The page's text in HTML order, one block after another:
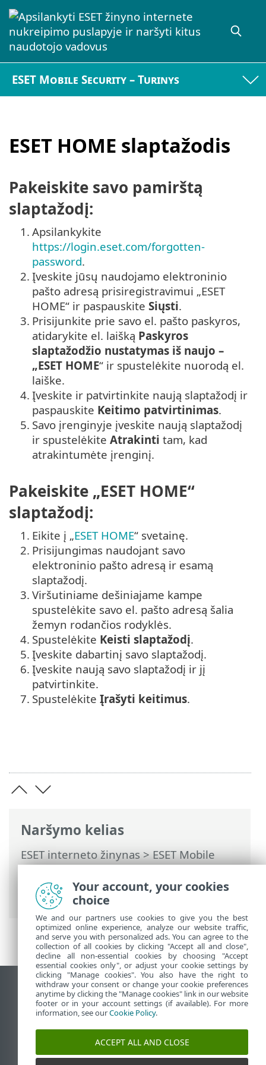
ESET Mobile Security – Turinys
ESET HOME slaptažodis
Naršymo kelias
ESET interneto žinynas>ESET Mobile
Security>Darbas su ESET Mobile
Security >Anti-Theft> Slaptažodžio
keitimas
Pakeiskite savo pamirštą
slaptažodį:
1. Apsilankykite
https://login.eset.com/forgotten-
password.
2. Įveskite jūsų naudojamo elektroninio
pašto adresą prisiregistravimui „ESET
HOME“ ir paspauskite Siųsti.
3. Prisijunkite prie savo el. pašto paskyros,
atidarykite el. laišką Paskyros
slaptažodžio nustatymas iš naujo –
„ESET HOME“ ir spustelėkite nuorodą el.
laiške.
4. Įveskite ir patvirtinkite naują slaptažodį ir
paspauskite Keitimo patvirtinimas.
5. Savo įrenginyje įveskite naują slaptažodį
ir spustelėkite Atrakinti tam, kad
atrakintumėte įrenginį.
Pakeiskite „ESET HOME“
slaptažodį:
1. Eikite į „ESET HOME“ svetainę.
2. Prisijungimas naudojant savo
elektroninio pašto adresą ir esamą
slaptažodį.
3. Viršutiniame dešiniajame kampe
spustelėkite savo el. pašto adresą šalia
žemyn rodančios rodyklės.
4. Spustelėkite Keisti slaptažodį.
5. Įveskite dabartinį savo slaptažodį.
6. Įveskite naują savo slaptažodį ir jį
patvirtinkite.
7. Spustelėkite Įrašyti keitimus.
Rodyti darbalaukio tinklavietę
End of Life
ESET žinių bazė
ESET forumas
ESET Status Portal
Your account, your cookies
choice
We and our partners use cookies to give you the best
optimized online experience, analyze our website traffic,
and serve you with personalized ads. You can agree to the
collection of all cookies by clicking "Accept all and close",
decline all non-essential cookies by choosing "Accept
essential cookies only", or adjust your cookie settings by
clicking "Manage cookies". You also have the right to
withdraw your consent or change your cookie preferences
anytime by clicking the "Manage cookies" link in our website
footer or in your account settings (if available). For more
information, see ourCookie Policy.
ACCEPT ALL AND CLOSE